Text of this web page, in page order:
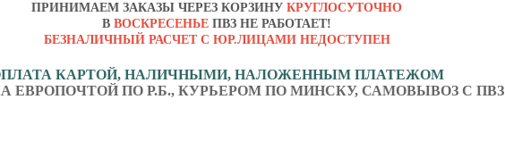
ПРИНИМАЕМ ЗАКАЗЫ ЧЕРЕЗ КОРЗИНУ КРУГЛОСУТОЧНО
В ВОСКРЕСЕНЬЕ ПВЗ НЕ РАБОТАЕТ!
БЕЗНАЛИЧНЫЙ РАСЧЕТ С ЮР.ЛИЦАМИ НЕДОСТУПЕН
КАРТОЙ, НАЛИЧНЫМИ, НАЛОЖЕННЫМ ПЛАТЕЖОМ
ЕВРОПОЧТОЙ ПО Р.Б., КУРЬЕРОМ ПО МИНСКУ, САМОВЫВОЗ С ПВЗ